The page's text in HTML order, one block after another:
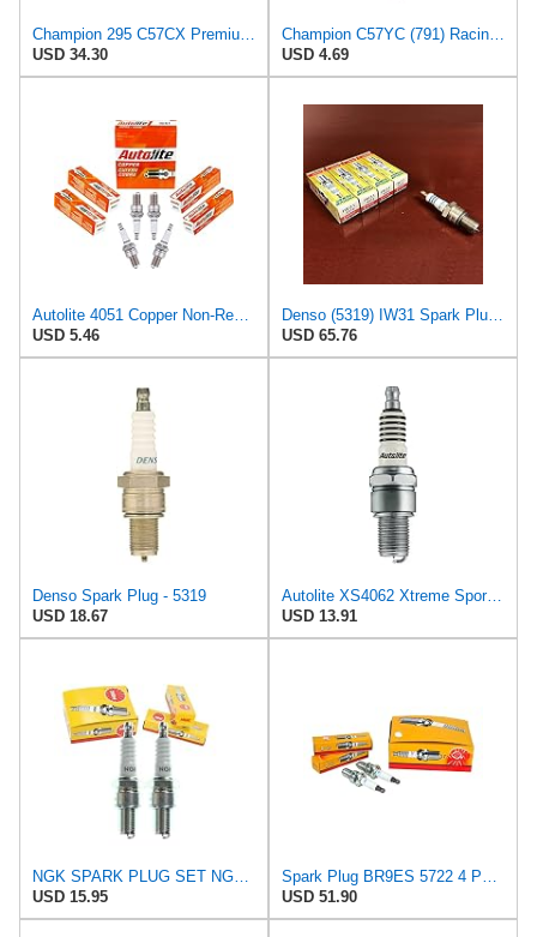
Champion 295 C57CX Premium Racing Spark Plug Pack of 4
USD 34.30
USD 4.69
Autolite 4051 Copper Non-Resistor Automotive Replacement Spark Plug (1 Pack)
USD 5.46
USD 65.76
Denso Spark Plug - 5319
USD 18.67
Autolite XS4062 Xtreme Sport Iridium Powersports Spark Plug, Pack of 1
USD 13.91
NGK SPARK PLUG SET NGK - 708.12.27 - B10EG 3630 - Set 2 pcs - ALTN EGV 7081250 -
USD 15.95
USD 51.90